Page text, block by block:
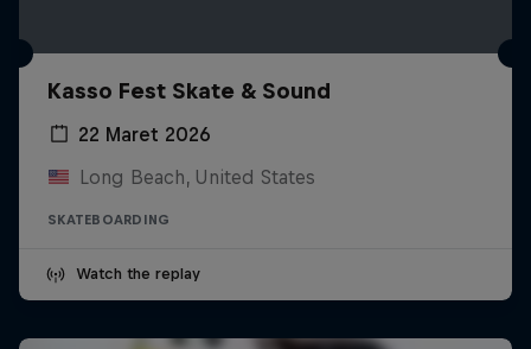
Kasso Fest Skate & Sound
22 Maret 2026
Long Beach, United States
SKATEBOARDING
Watch the replay